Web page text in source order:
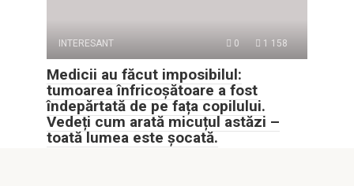
INTERESANT 0 1 158
Medicii au făcut imposibilul:
tumoarea înfricoșătoare a fost
îndepărtată de pe fața copilului.
Vedeți cum arată micuțul astăzi –
toată lumea este șocată.